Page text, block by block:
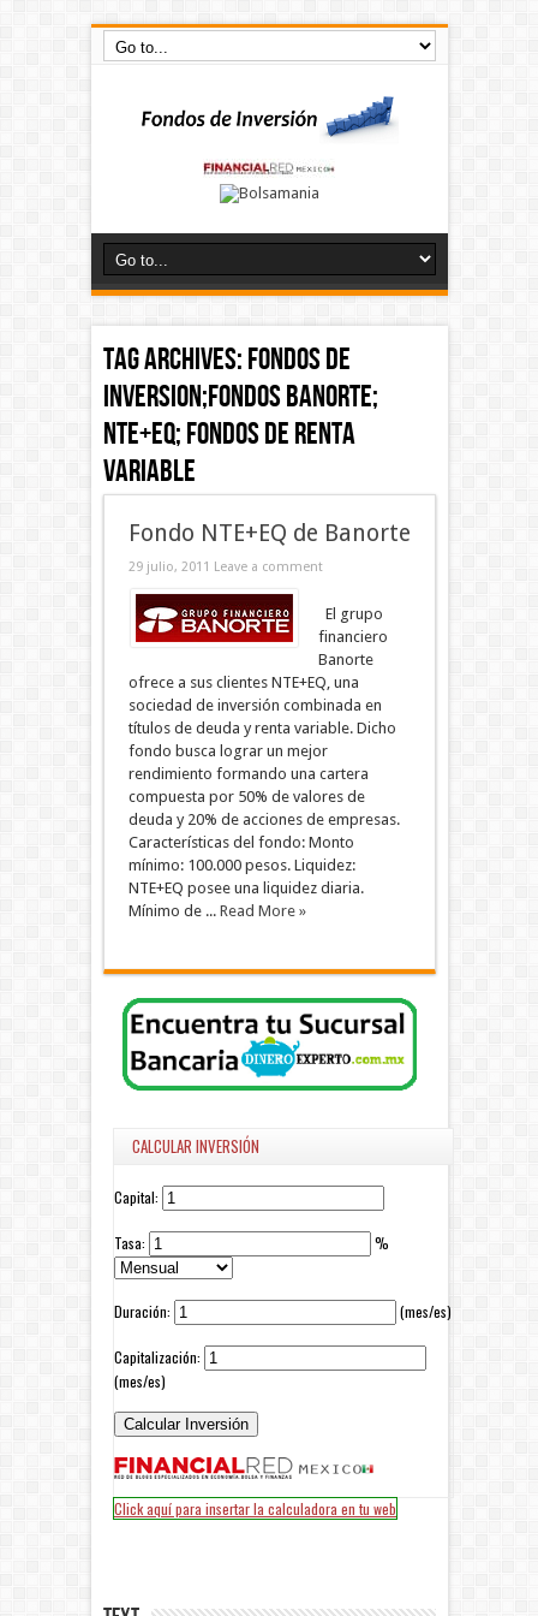
Tag Archives:Fondos de
inversion;Fondos banorte;
NTE+EQ; Fondos de renta
variable
Fondo NTE+EQ de Banorte
29 julio, 2011 Leave a comment
El grupo
financiero
Banorte
ofrece a sus clientes NTE+EQ, una
sociedad de inversión combinada en
títulos de deuda y renta variable. Dicho
fondo busca lograr un mejor
rendimiento formando una cartera
compuesta por 50% de valores de
deuda y 20% de acciones de empresas.
Características del fondo: Monto
mínimo: 100.000 pesos. Liquidez:
NTE+EQ posee una liquidez diaria.
Mínimo de ... Read More »